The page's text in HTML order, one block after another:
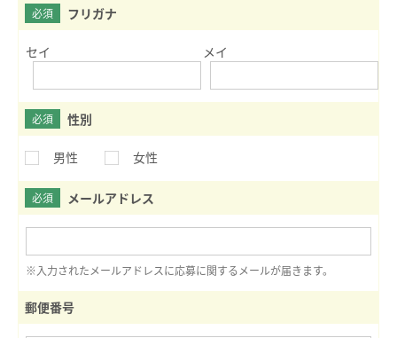
必須 フリガナ
セイ メイ
必須 性別
男性 女性
必須 メールアドレス
※入力されたメールアドレスに応募に関するメールが届きます。
郵便番号